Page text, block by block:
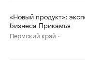
«Новый продукт»:
бизнеса Прикамья
Пермский край